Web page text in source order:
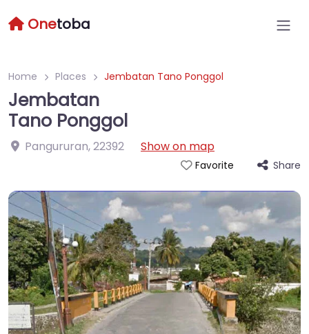
Onetoba
Home Places Jembatan Tano Ponggol
Jembatan
Tano Ponggol
Pangururan,22392 Show on map
Favorite Share